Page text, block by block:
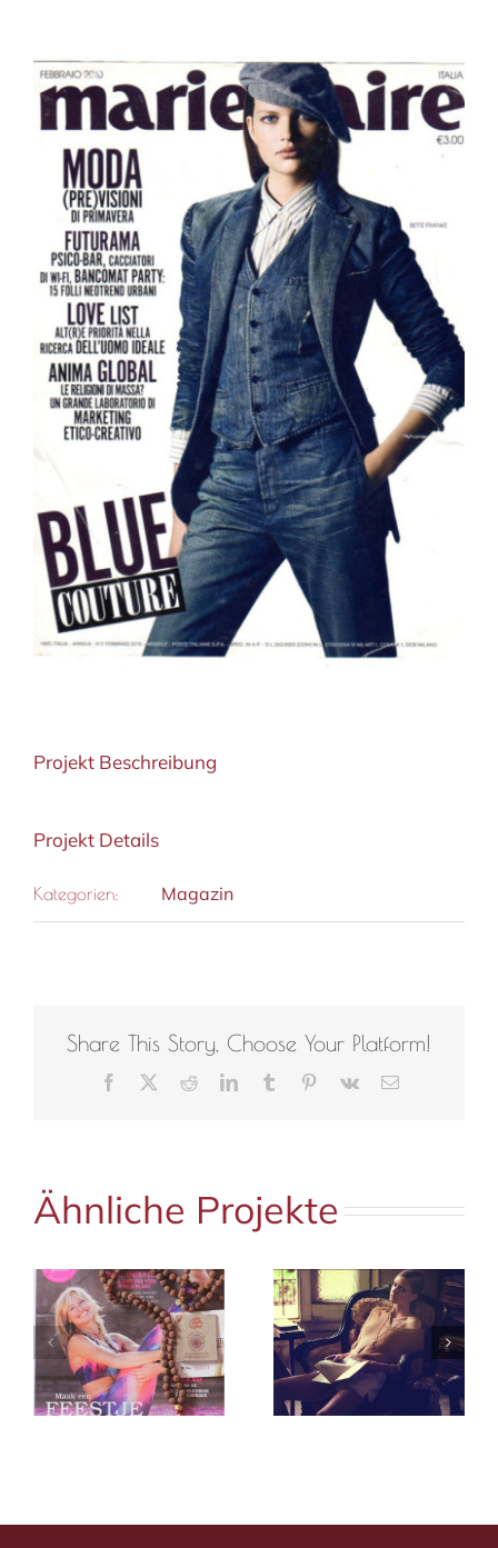
View
Larger
Image
Projekt Beschreibung
Projekt Details
Kategorien: Magazin
Share This Story, Choose Your Platform!
Facebook RedditLinkedInTumblr Pinterest
Vk
E-
Ähnliche Projekte
Marie Claire
Italy | Mala
Spirit
Marie Claire
Italien